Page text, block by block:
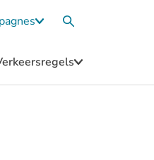
Submenu
SubmenuZoekvak